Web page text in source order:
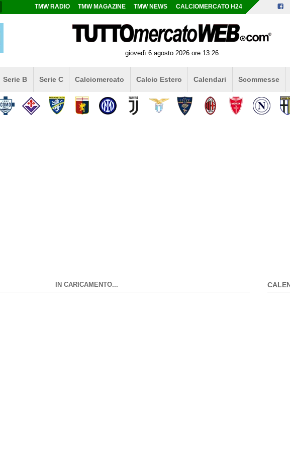
TMW RADIO TMW MAGAZINE TMW NEWS CALCIOMERCATO H24
giovedì 6 agosto 2026 ore 13:26
Serie B Serie C Calciomercato Calcio Estero Calendari Scommesse
IN CARICAMENTO...